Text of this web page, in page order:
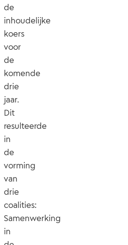
de
inhoudelijke
koers
voor
de
komende
drie
jaar.
Dit
resulteerde
in
de
vorming
van
drie
coalities:
Samenwerking
in